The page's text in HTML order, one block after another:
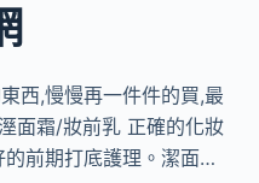
西,慢慢再一件件的買,最
面霜/妝前乳 正確的化妝
的前期打底護理。潔面…